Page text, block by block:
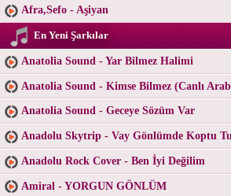
Afra,Sefo - Aşiyan
En Yeni Şarkılar
Anatolia Sound - Yar Bilmez Halimi
Anatolia Sound - Kimse Bilmez (Canlı
Anatolia Sound - Geceye Sözüm Var
Anadolu Skytrip - Vay Gönlümde Koptu
Anadolu Rock Cover - Ben İyi Değilim
Amiral - YORGUN GÖNLÜM